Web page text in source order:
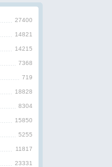
27400
14821
14215
7368
719
18828
8304
15850
5255
11817
23331